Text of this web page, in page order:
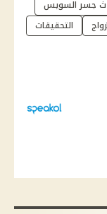
جسر السويس
التحقيقات